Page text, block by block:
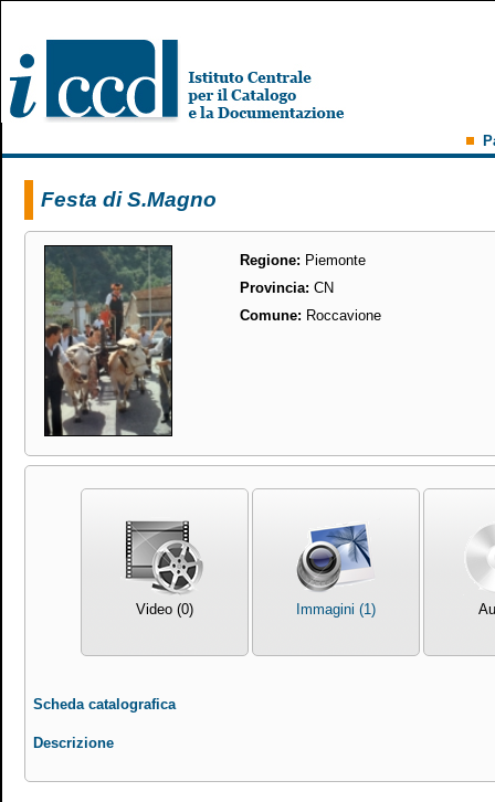
Festa di S.Magno
Regione: Piemonte
Provincia: CN
Comune: Roccavione
Video (0) Immagini (1)
Scheda catalografica
Descrizione